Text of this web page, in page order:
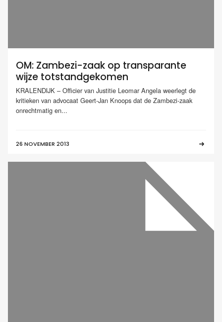
OM: Zambezi-zaak op transparante
wijze totstandgekomen
KRALENDIJK – Officier van Justitie Leomar Angela weerlegt de
kritieken van advocaat Geert-Jan Knoops dat de Zambezi-zaak
onrechtmatig en...
26 NOVEMBER 2013